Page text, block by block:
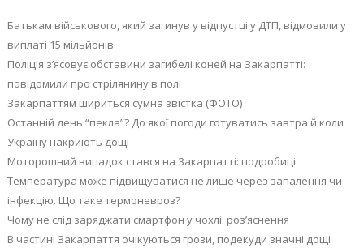
Батькам військового, який загинув у відпустці у ДТП, відмовили у
виплаті 15 мільйонів
Поліція з’ясовує обставини загибелі коней на Закарпатті:
повідомили про стрілянину в полі
Закарпаттям шириться сумна звістка (ФОТО)
Останній день “пекла”? До якої погоди готуватись завтра й коли
Україну накриють дощі
Моторошний випадок стався на Закарпатті: подробиці
Температура може підвищуватися не лише через запалення чи
інфекцію. Що таке термоневроз?
Чому не слід заряджати смартфон у чохлі: роз’яснення
В частині Закарпаття очікуються грози, подекуди значні дощі